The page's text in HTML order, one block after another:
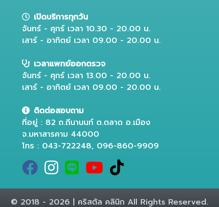
เปิดบริการทุกวัน
จันทร์ - ศุกร์ เวลา 10.30 - 20.00 น.
เสาร์ - อาทิตย์ เวลา 09.00 - 20.00 น.
เวลาแพทย์ออกตรวจ
จันทร์ - ศุกร์ เวลา 13.00 - 20.00 น.
เสาร์ - อาทิตย์ เวลา 09.00 - 20.00 น.
ติดต่อสอบถาม
ที่อยู่ : 82 ถ.ถีนานนท์ ต.ตลาด อ.เมือง
จ.มหาสารคาม 44000
โทร : 043-722248, 096-860-9909
© 2018 - 2026 | คริสตัล คลินิก All Rights Reserved.